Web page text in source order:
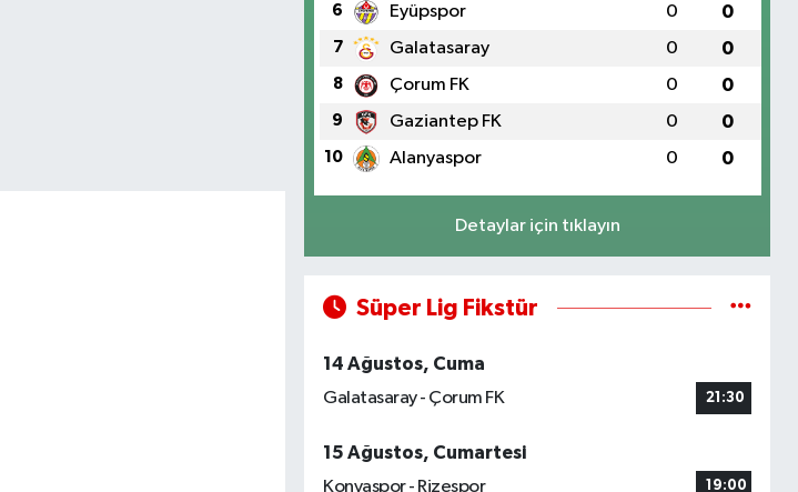
6 Eyüpspor 0 0
7 Galatasaray 0 0
8 Çorum FK 0 0
9 Gaziantep FK 0 0
10 Alanyaspor 0 0
Detaylar için tıklayın
Süper Lig Fikstür
14 Ağustos, Cuma
Galatasaray - Çorum FK
21:30
15 Ağustos, Cumartesi
Konyaspor - Rizespor
19:00